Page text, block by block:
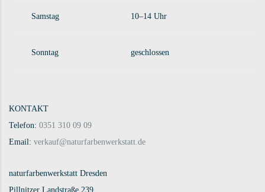
Samstag 10–14 Uhr
Sonntag geschlossen
KONTAKT
Telefon: 0351 310 09 09
Email: verkauf@naturfarbenwerkstatt.de
naturfarbenwerkstatt Dresden
Pillnitzer Landstraße 239